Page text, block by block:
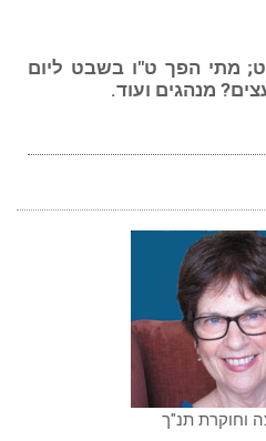
מתי הפך ט"ו בשבט ליום
מנהגים ועוד.
וחוקרת תנ"ך